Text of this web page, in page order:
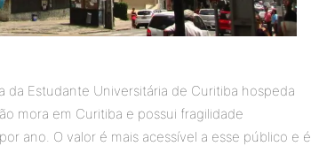
da Estudante Universitária de Curitiba hospeda
mora em Curitiba e possui fragilidade
ano. O valor é mais acessível a esse público e é